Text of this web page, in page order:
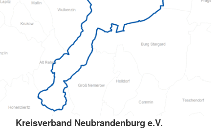
Kreisverband Neubrandenburg e.V.